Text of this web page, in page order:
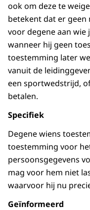
ook om deze te
betekent dat er geen
voor degene aan wie
wanneer hij geen
toestemming later
vanuit de
een sportwedstrijd,
betalen.
Specifiek
Degene wiens
toestemming voor
persoonsgegevens
mag voor hem niet
waarvoor hij nu
Geïnformeerd